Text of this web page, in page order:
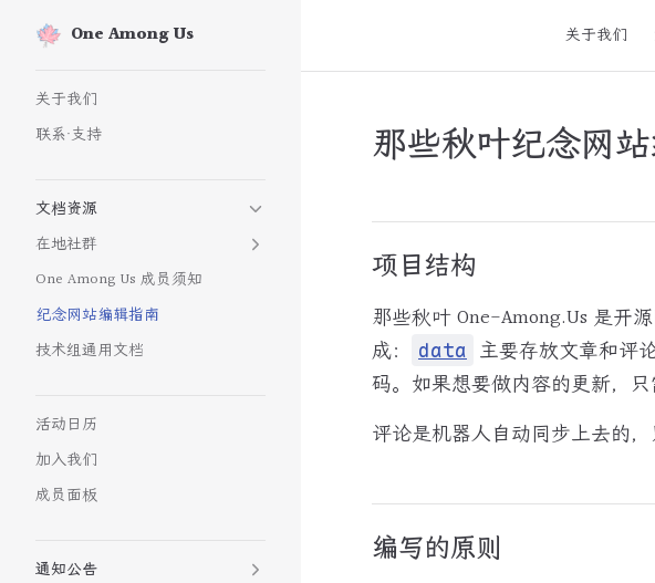
Skip to content
One Among Us 关于我们
Sidebar Navigation
关于我们
联系·支持
文档资源
在地社群
One Among Us 成员须知
纪念网站编辑指南
技术组通用文档
活动日历
加入我们
成员面板
通知公告
那些秋叶纪念网
项目结构
那些秋叶 One-Among.Us 是开
成：
data 主要存放文章和评论
码。如果想要做内容的更新，
评论是机器人自动同步上去的，
编写的原则